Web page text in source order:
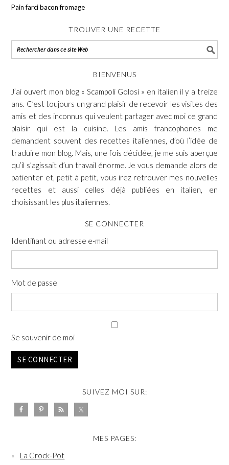
Pain farci bacon fromage
TROUVER UNE RECETTE
BIENVENUS
J’ai ouvert mon blog « Scampoli Golosi » en italien il y a treize
ans. C’est toujours un grand plaisir de recevoir les visites des
amis et des inconnus qui veulent partager avec moi ce grand
plaisir qui est la cuisine. Les amis francophones me
demandent souvent des recettes italiennes, d’où l’idée de
traduire mon blog. Mais, une fois décidée, je me suis aperçue
qu’il s’agissait d’un travail énorme. Je vous demande alors de
patienter et, petit à petit, vous irez retrouver mes nouvelles
recettes et aussi celles déjà publiées en italien, en
choisissant les plus italiennes.
SE CONNECTER
Identifiant ou adresse e-mail
Mot de passe
Se souvenir de moi
SE CONNECTER
SUIVEZ MOI SUR:
MES PAGES:
La Crock-Pot